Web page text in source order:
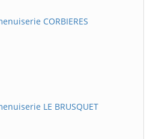
CORBIERES
LE BRUSQUET